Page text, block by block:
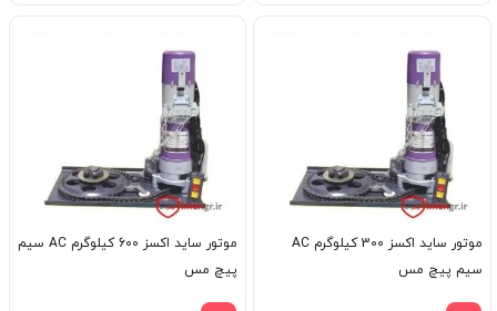
موتور ساید اکسز 300 کیلوگرم AC
سیم پیچ مس
موتور ساید اکسز 600 کیلوگرم AC سیم
پیچ مس